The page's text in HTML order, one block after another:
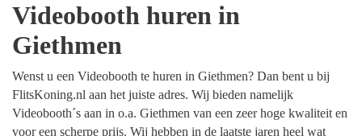
Videobooth huren in
Giethmen
Wenst u een Videobooth te huren in Giethmen? Dan bent u bij
FlitsKoning.nl aan het juiste adres. Wij bieden namelijk
Videobooth´s aan in o.a. Giethmen van een zeer hoge kwaliteit en
voor een scherpe prijs. Wij hebben in de laatste jaren heel wat